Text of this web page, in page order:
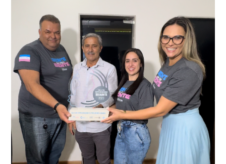
conta do sistema de videomonitoramento instalado
recentemente em todo o município de Presidente
Kennedy, o sistema é integrado com outros municípios
do país, sendo possível a identificação de veículos por
meio do cruzamento de informações, nesse caso
específico, com dados de uma cidade do Estado do Rio
de Janeiro.
“Mais de 100 câmeras foram instaladas na sede e no
interior de Presidente Kennedy, garantindo mais
segurança à população, seja nas ruas, no comércio, os
produtores agropecuários. Estamos no rumo certo,
parabéns a todos os servidores que contribuem para a
segurança da nossa cidade”, destaca o prefeito Dorlei
Fontão.